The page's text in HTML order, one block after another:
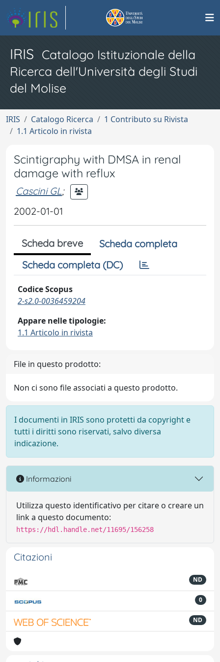
IRIS Catalogo Istituzionale della
Ricerca dell'Università degli Studi
del Molise
IRIS Catalogo Ricerca
1 Contributo su Rivista
1.1 Articolo in rivista
Scintigraphy with DMSA in renal
damage with reflux
Cascini GL;
2002-01-01
Scheda breve
Scheda completa
Scheda completa (DC)
Codice Scopus
2-s2.0-0036459204
Appare nelle tipologie:
1.1 Articolo in rivista
File in questo prodotto:
Non ci sono file associati a questo prodotto.
I documenti in IRIS sono protetti da copyright e
tutti i diritti sono riservati, salvo diversa
indicazione.
Informazioni
Utilizza questo identificativo per citare o creare un
link a questo documento:
https://hdl.handle.net/11695/156258
Citazioni
ND
0
ND